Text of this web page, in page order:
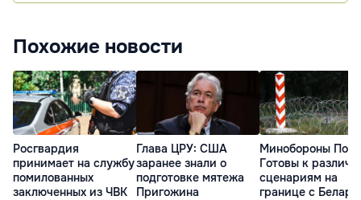
Похожие новости
Росгвардия
принимает на службу
помилованных
заключенных из ЧВК
Глава ЦРУ: США
заранее знали о
подготовке мятежа
Пригожина
Минобороны
Готовы к
сценариям на
границе с